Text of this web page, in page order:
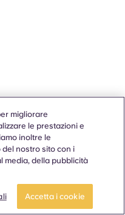
migliorare
le prestazioni e
inoltre le
del nostro sito con i
media, della pubblicità
Accetta i cookie